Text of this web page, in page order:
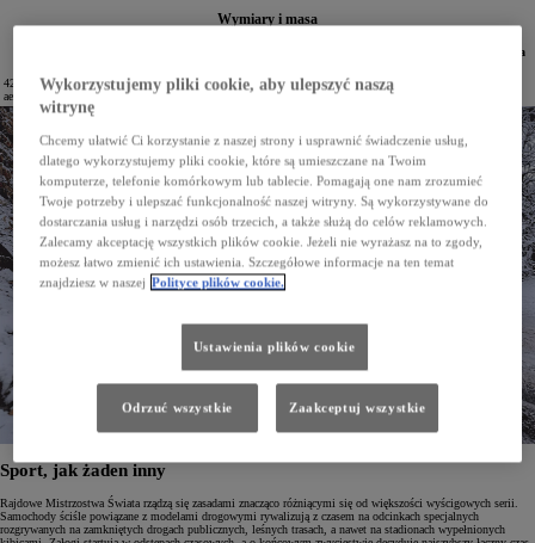
Wymiary i masa
Minimalna
4225 mm (włącznie z elementami
aerodynamicznymi)
1875 mm regulowana regulowany
Sport, jak żaden inny
Rajdowe Mistrzostwa Świata rządzą się zasadami znacząco różniącymi się od większości wyścigowych serii.
Samochody ściśle powiązane z modelami drogowymi rywalizują z czasem na odcinkach specjalnych
rozgrywanych na zamkniętych drogach publicznych, leśnych trasach, a nawet na stadionach wypełnionych
Wykorzystujemy pliki cookie, aby ulepszyć naszą
witrynę
Chcemy ułatwić Ci korzystanie z naszej strony i usprawnić świadczenie usług,
dlatego wykorzystujemy pliki cookie, które są umieszczane na Twoim
komputerze, telefonie komórkowym lub tablecie. Pomagają one nam zrozumieć
Twoje potrzeby i ulepszać funkcjonalność naszej witryny. Są wykorzystywane do
dostarczania usług i narzędzi osób trzecich, a także służą do celów reklamowych.
Zalecamy akceptację wszystkich plików cookie. Jeżeli nie wyrażasz na to zgody,
możesz łatwo zmienić ich ustawienia. Szczegółowe informacje na ten temat
znajdziesz w naszej Polityce plików cookie.
Ustawienia plików cookie
Odrzuć wszystkie Zaakceptuj wszystkie